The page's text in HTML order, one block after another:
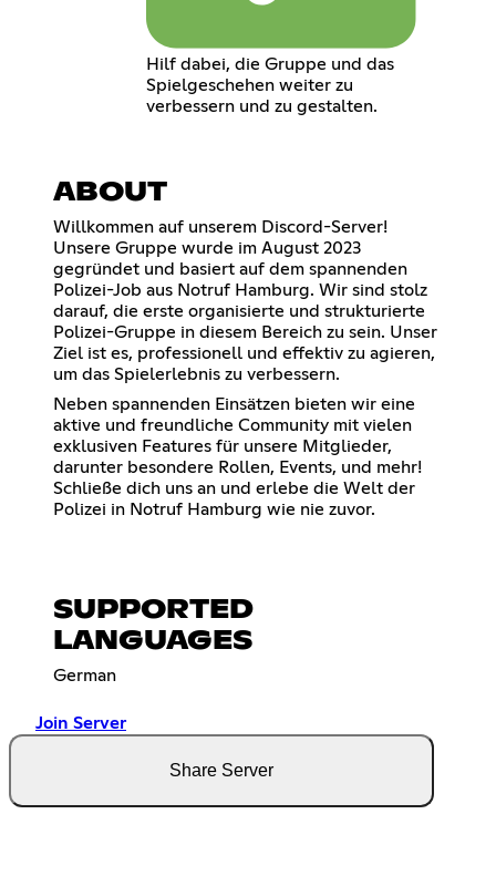
Hilf dabei, die Gruppe und das
Spielgeschehen weiter zu
verbessern und zu gestalten.
ABOUT
Willkommen auf unserem Discord-Server!
Unsere Gruppe wurde im August 2023
gegründet und basiert auf dem spannenden
Polizei-Job aus Notruf Hamburg. Wir sind stolz
darauf, die erste organisierte und strukturierte
Polizei-Gruppe in diesem Bereich zu sein. Unser
Ziel ist es, professionell und effektiv zu agieren,
um das Spielerlebnis zu verbessern.
Neben spannenden Einsätzen bieten wir eine
aktive und freundliche Community mit vielen
exklusiven Features für unsere Mitglieder,
darunter besondere Rollen, Events, und mehr!
Schließe dich uns an und erlebe die Welt der
Polizei in Notruf Hamburg wie nie zuvor.
SUPPORTED
LANGUAGES
German
Join Server
Share Server